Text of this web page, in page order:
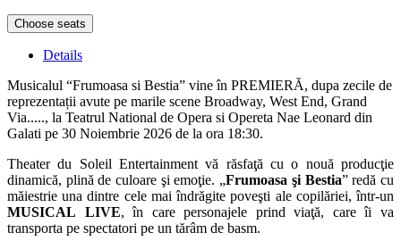
Choose seats
Details
Musicalul “Frumoasa si Bestia” vine în PREMIERĂ, dupa zecile de
reprezentații avute pe marile scene Broadway, West End, Grand
Via....., la Teatrul National de Opera si Opereta Nae Leonard din
Galati pe 30 Noiembrie 2026 de la ora 18:30.
Theater du Soleil Entertainment vă răsfaţă cu o nouă producţie
dinamică, plină de culoare şi emoţie. „Frumoasa şi Bestia” redă cu
măiestrie una dintre cele mai îndrăgite poveşti ale copilăriei, într-un
MUSICAL
LIVE, în care personajele prind viaţă, care îi va
transporta pe spectatori pe un tărâm de basm.